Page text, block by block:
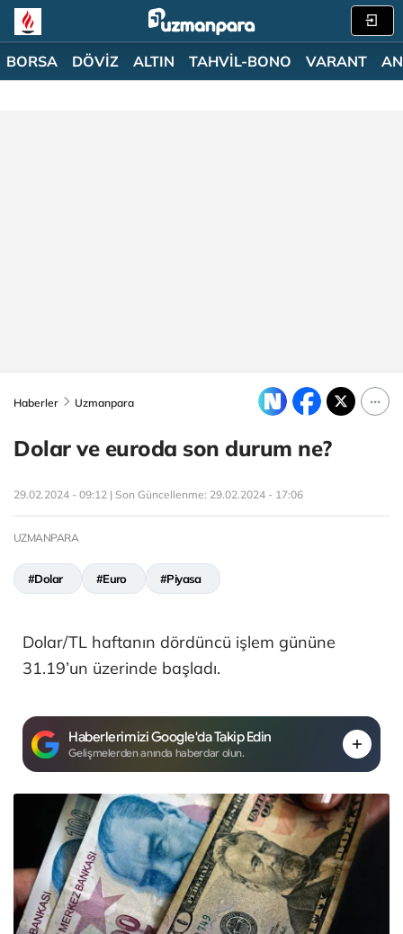
BORSA DÖVİZ ALTIN TAHVİL-BONO VARANT
Haberler Uzmanpara
Dolar ve euroda son durum ne?
29.02.2024 - 09:12 | Son Güncellenme: 29.02.2024 - 17:06
UZMANPARA
#Dolar #Euro #Piyasa
Dolar/TL haftanın dördüncü işlem gününe
31.19’un üzerinde başladı.
Haberlerimizi Google'da Takip Edin
Gelişmelerden anında haberdar olun.